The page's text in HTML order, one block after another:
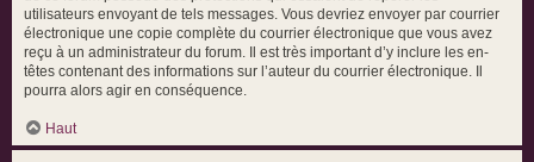
utilisateurs envoyant de tels messages. Vous devriez envoyer par courrier
électronique une copie complète du courrier électronique que vous avez
reçu à un administrateur du forum. Il est très important d’y inclure les en-
têtes contenant des informations sur l’auteur du courrier électronique. Il
pourra alors agir en conséquence.
Haut